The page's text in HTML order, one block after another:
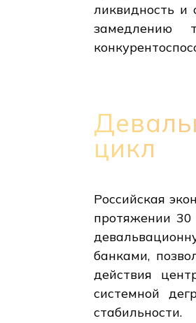
ликвидность и
замедлению
цикл
Российская
протяжении 30
банками,
действия
системной
стабильности.